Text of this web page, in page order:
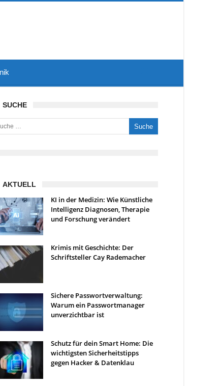
SUCHE
AKTUELL
KI in der Medizin: Wie Künstliche
Intelligenz Diagnosen, Therapie
und Forschung verändert
Krimis mit Geschichte: Der
Schriftsteller Cay Rademacher
Sichere Passwortverwaltung:
Warum ein Passwortmanager
unverzichtbar ist
Schutz für dein Smart Home: Die
wichtigsten Sicherheitstipps
gegen Hacker & Datenklau